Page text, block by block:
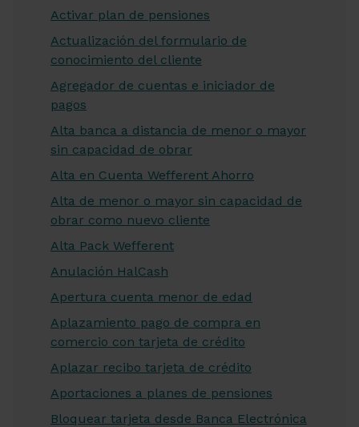
Activar plan de pensiones
Actualización del formulario de
conocimiento del cliente
Agregador de cuentas e iniciador de
pagos
Alta banca a distancia de menor o mayor
sin capacidad de obrar
Alta en Cuenta Wefferent Ahorro
Alta de menor o mayor sin capacidad de
obrar como nuevo cliente
Alta Pack Wefferent
Anulación HalCash
Apertura cuenta menor de edad
Aplazamiento pago de compra en
comercio con tarjeta de crédito
Aplazar recibo tarjeta de crédito
Aportaciones a planes de pensiones
Bloquear tarjeta desde Banca Electrónica